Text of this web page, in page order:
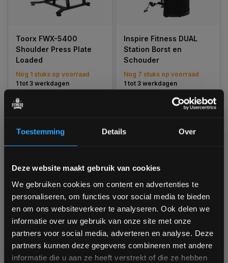
Toestemming Details Over
Deze website maakt gebruik van cookies
We gebruiken cookies om content en advertenties te
personaliseren, om functies voor social media te bieden
en om ons websiteverkeer te analyseren. Ook delen we
informatie over uw gebruik van onze site met onze
partners voor social media, adverteren en analyse. Deze
partners kunnen deze gegevens combineren met andere
informatie die u aan ze heeft verstrekt of die ze hebben
Toorx FWX-5400
Shoulder Press Plate
Loaded
Nog 1 stuks op voorraad
1 tot 3 werkdagen
Inspire Fitness DUAL
Station Borst en
Schouder
Nog 7 stuks op voorraad
1 tot 3 werkdagen
Body-Solid ProClubline
Leverage Shoulder
Toorx Professional
Lateral Raise PLX 6150
Bam! 5% korting op je volgende
Schrijf je in voor onze nieuwsbrief om op de hoogte te
blijven over onze nieuwe producten, deals en meer
interessante info. Ontvang 5% korting op je eerstvolgende
aankoop! 😀